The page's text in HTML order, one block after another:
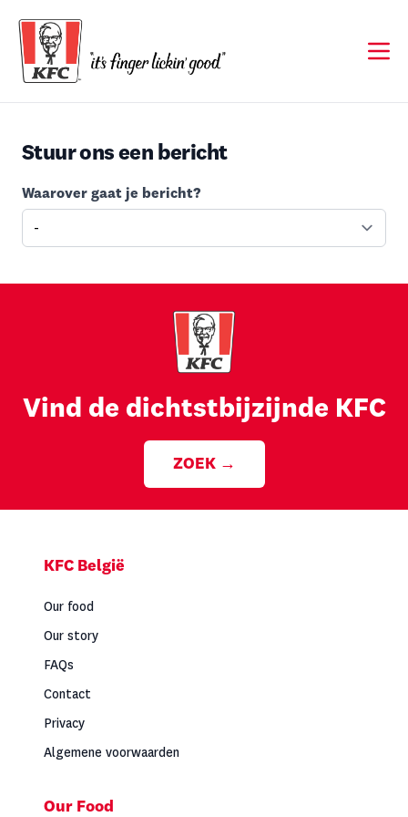
Stuur ons een bericht
Waarover gaat je bericht?
Vind de dichtstbijzijnde KFC
ZOEK →
KFC België
Our food
Our story
FAQs
Contact
Privacy
Algemene voorwaarden
Our Food